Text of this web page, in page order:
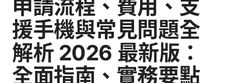
申請流程、費用、支
援手機與常見問題全
解析 2026 最新版：
全面指南、實務要點